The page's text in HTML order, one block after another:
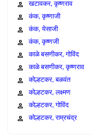
खटावकर, कृष्णराव
कंक, कृष्णाजी
कंक, येसाजी
कंक, कृष्णजी
काळे बसणीकर, गोविंद
काळे बसणीकर, कृष्णराव
कोल्हटकर, बळवंत
कोल्हटकर, लक्ष्मण
कोल्हटकर, गोविंद
कोल्हटकर, राम्रचंद्र